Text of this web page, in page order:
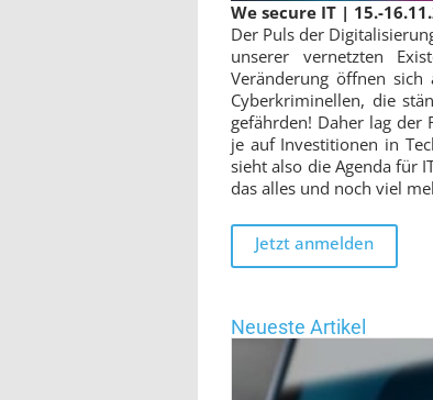
We secure IT | 15.-
Der Puls der
unserer vernetzten
Veränderung öffnen
Cyberkriminellen, die
gefährden! Daher lag der
je auf Investitionen in
sieht also die Agenda für
das alles und noch viel
Jetzt anmelden
Neueste Artikel